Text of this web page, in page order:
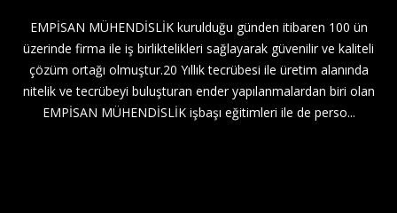
EMPİSAN MÜHENDİSLİK kurulduğu günden itibaren 100 ün
üzerinde firma ile iş birliktelikleri sağlayarak güvenilir ve kaliteli
çözüm ortağı olmuştur.20 Yıllık tecrübesi ile üretim alanında
nitelik ve tecrübeyi buluşturan ender yapılanmalardan biri olan
EMPİSAN MÜHENDİSLİK işbaşı eğitimleri ile de perso...